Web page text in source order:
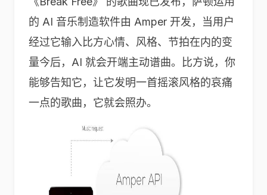
的 AI 音乐制造软件由 Amper 开发，当用户
经过它输入比方心情、风格、节拍在内的变
量今后，AI 就会开端主动谱曲。比方说，你
能够告知它，让它发明一首摇滚风格的哀痛
一点的歌曲，它就会照办。